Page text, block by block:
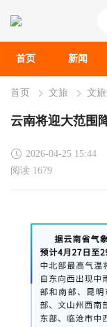
首页 新闻
首页 文旅 文
云南将迎大范围
2026-04-25 15:44
阅读 1679